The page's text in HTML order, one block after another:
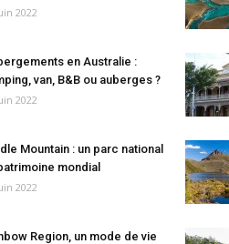
2022
en Australie :
van, B&B ou auberges ?
2022
Mountain : un parc national
mondial
2022
Region, un mode de vie